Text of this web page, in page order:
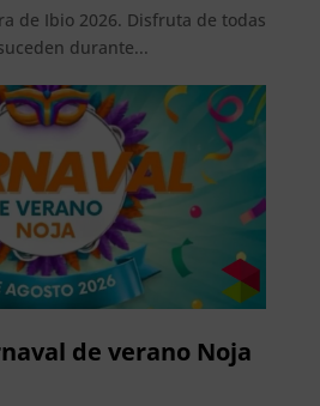
de Ibio 2026. Disfruta de todas
durante...
de verano Noja